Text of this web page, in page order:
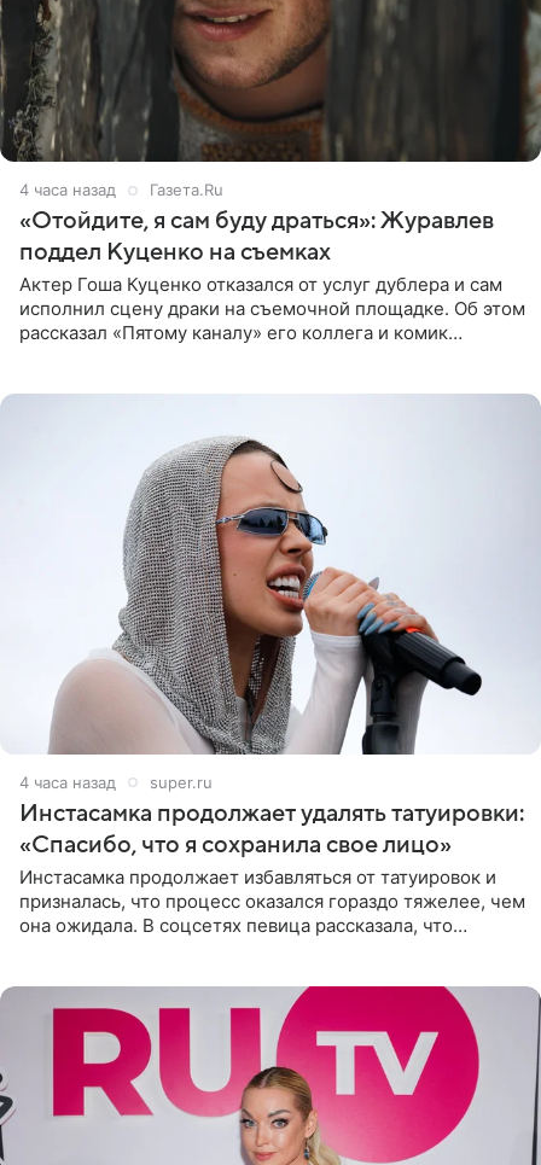
4 часа назад Газета.Ru
«Отойдите, я сам буду драться»: Журавлев
поддел Куценко на съемках
Актер Гоша Куценко отказался от услуг дублера и сам
исполнил сцену драки на съемочной площадке. Об этом
рассказал «Пятому каналу» его коллега и комик
4 часа назад super.ru
Инстасамка продолжает удалять татуировки:
«Спасибо, что я сохранила свое лицо»
Инстасамка продолжает избавляться от татуировок и
призналась, что процесс оказался гораздо тяжелее, чем
она ожидала. В соцсетях певица рассказала, что